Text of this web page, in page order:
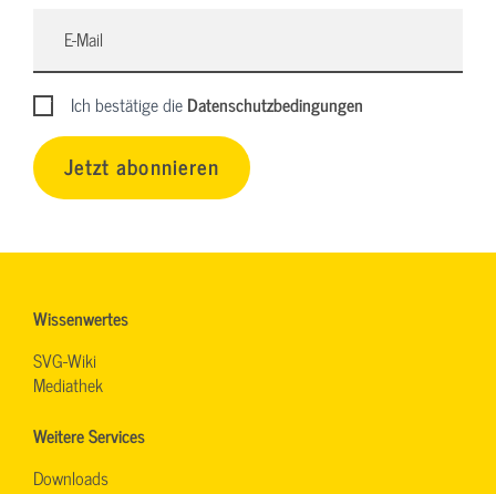
Ich bestätige dieDatenschutzbedingungen
Jetzt abonnieren
Wissenwertes
SVG-Wiki
Mediathek
Weitere Services
Downloads